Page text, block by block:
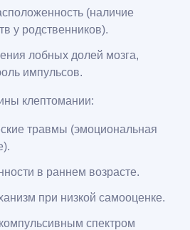
(наличие
у родственников).
лобных долей мозга,
импульсов.
клептомании:
травмы (эмоциональная
в раннем возрасте.
при низкой самооценке.
спектром